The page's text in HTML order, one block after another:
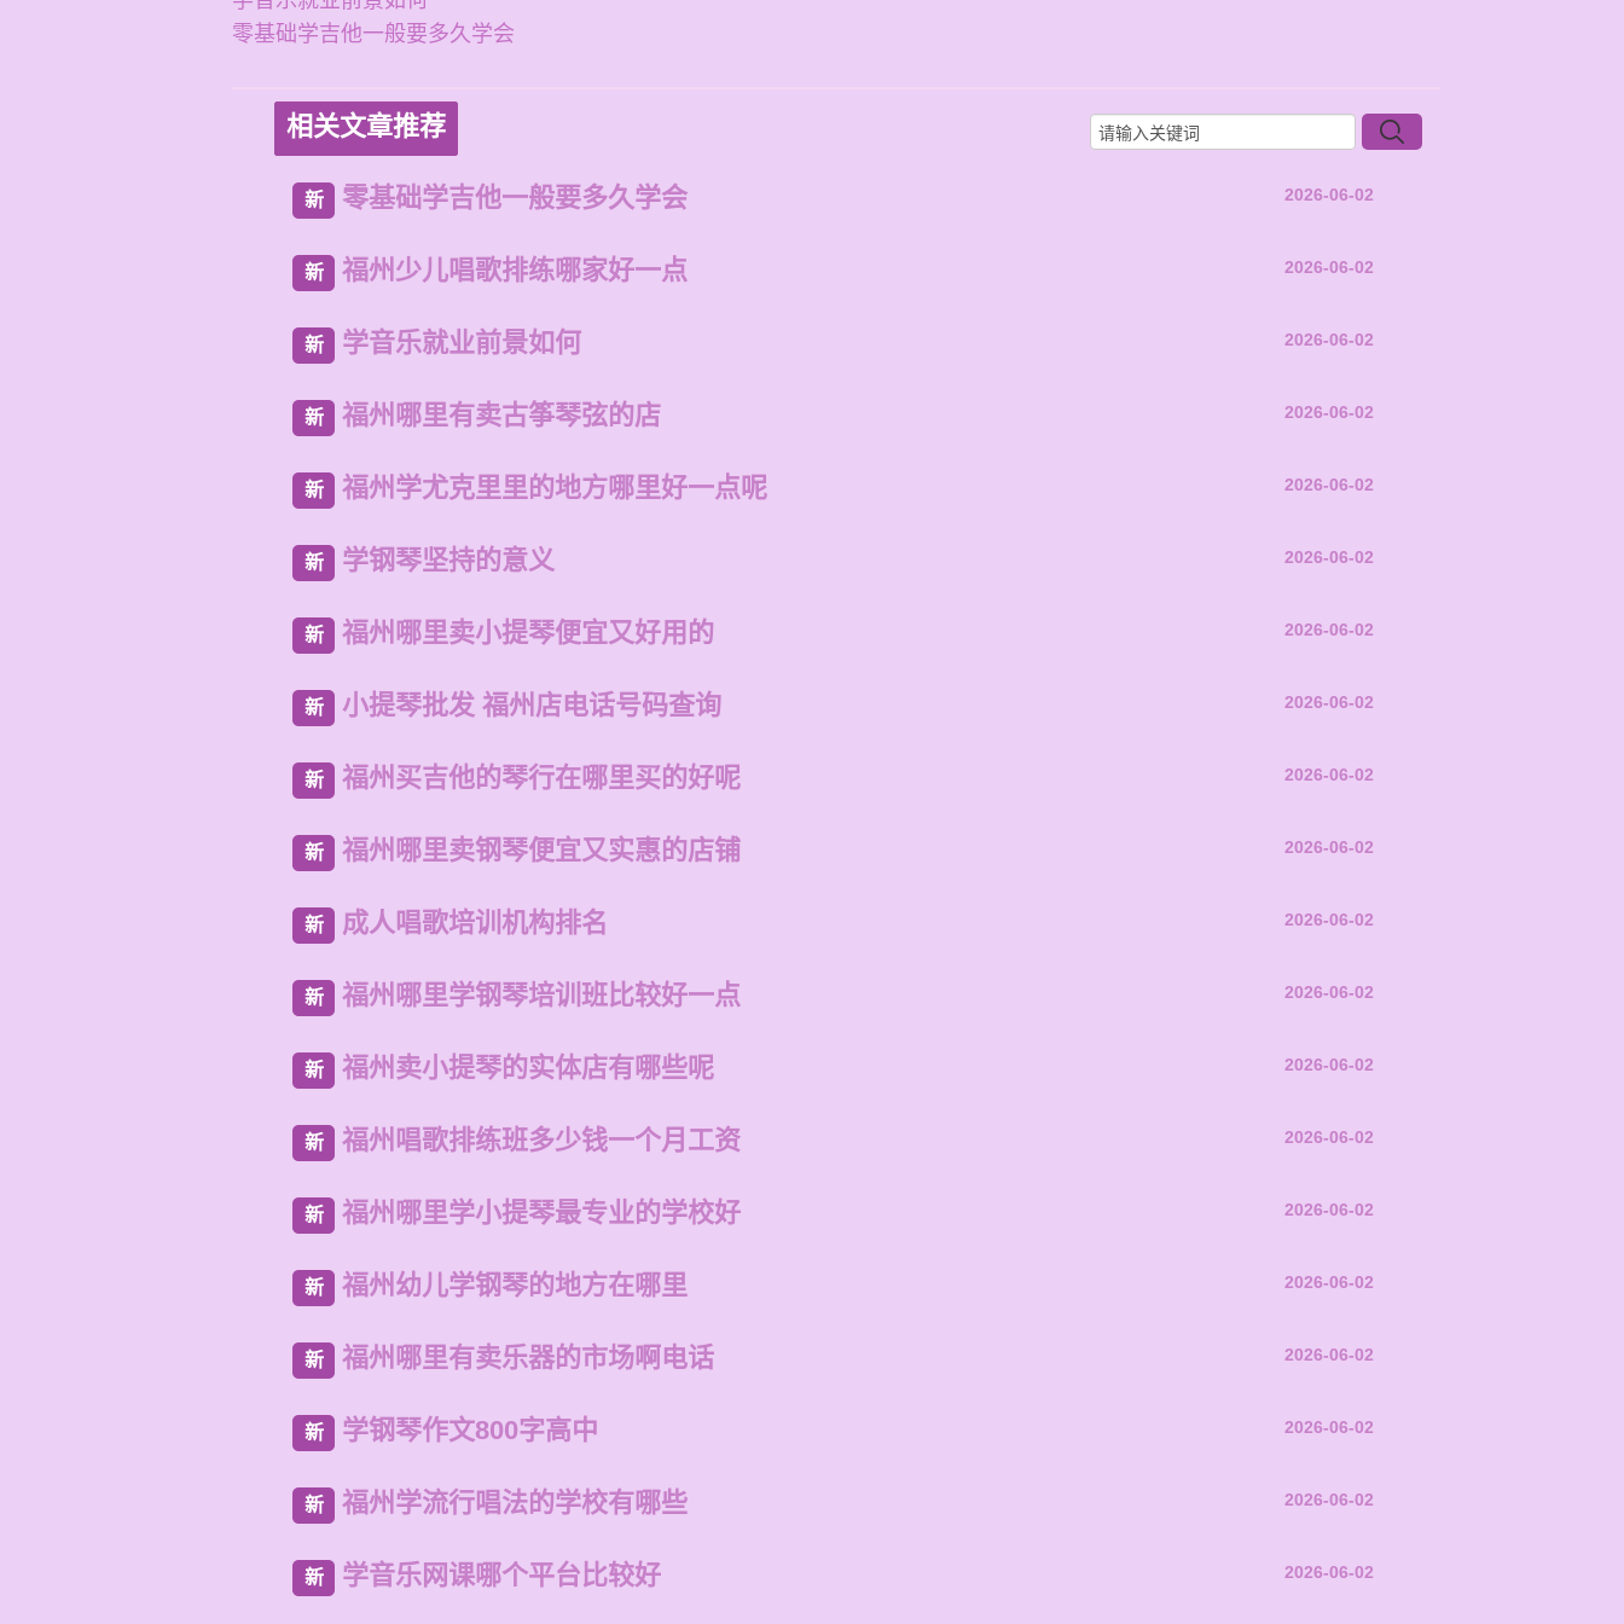
零基础学吉他一般要多久学会
相关文章推荐
新 零基础学吉他一般要多久学会 2026-06-02
新 福州少儿唱歌排练哪家好一点 2026-06-02
新 学音乐就业前景如何 2026-06-02
新 福州哪里有卖古筝琴弦的店 2026-06-02
新 福州学尤克里里的地方哪里好一点呢 2026-06-02
新 学钢琴坚持的意义 2026-06-02
新 福州哪里卖小提琴便宜又好用的 2026-06-02
新 小提琴批发 福州店电话号码查询 2026-06-02
新 福州买吉他的琴行在哪里买的好呢 2026-06-02
新 福州哪里卖钢琴便宜又实惠的店铺 2026-06-02
新 成人唱歌培训机构排名 2026-06-02
新 福州哪里学钢琴培训班比较好一点 2026-06-02
新 福州卖小提琴的实体店有哪些呢 2026-06-02
新 福州唱歌排练班多少钱一个月工资 2026-06-02
新 福州哪里学小提琴最专业的学校好 2026-06-02
新 福州幼儿学钢琴的地方在哪里 2026-06-02
新 福州哪里有卖乐器的市场啊电话 2026-06-02
新 学钢琴作文800字高中 2026-06-02
新 福州学流行唱法的学校有哪些 2026-06-02
新 学音乐网课哪个平台比较好 2026-06-02